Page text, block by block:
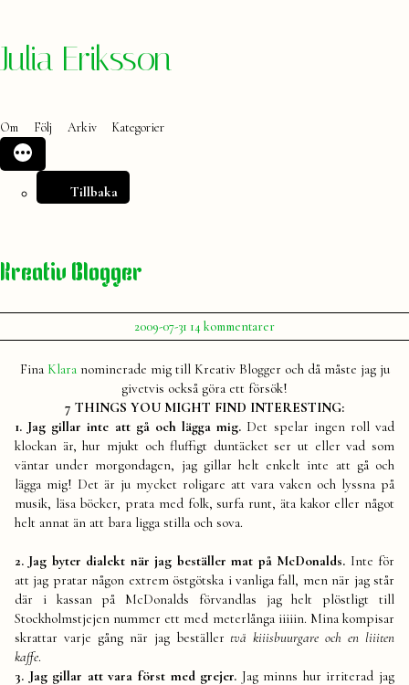
Hoppa
Julia Eriksson
Om Följ Arkiv Kategorier
Tillbaka
Kreativ Blogger
Publicerat
av
Julia
2009-07-31 14 kommentarertill
Kreativ
Blogger
Fina Klaranominerade mig till Kreativ Blogger och då måste jag ju
givetvis också göra ett försök!
7 THINGS YOU MIGHT FIND INTERESTING:
1. Jag gillar inte att gå och lägga mig. Det spelar ingen roll vad
klockan är, hur mjukt och fluffigt duntäcket ser ut eller vad som
väntar under morgondagen, jag gillar helt enkelt inte att gå och
lägga mig! Det är ju mycket roligare att vara vaken och lyssna på
musik, läsa böcker, prata med folk, surfa runt, äta kakor eller något
helt annat än att bara ligga stilla och sova.
2. Jag byter dialekt när jag beställer mat på McDonalds. Inte för
att jag pratar någon extrem östgötska i vanliga fall, men när jag står
där i kassan på McDonalds förvandlas jag helt plöstligt till
Stockholmstjejen nummer ett med meterlånga iiiiin. Mina kompisar
skrattar varje gång när jag beställertvå kiiisbuurgare och en liiiten
kaffe.
3. Jag gillar att vara först med grejer. Jag minns hur irriterad jag